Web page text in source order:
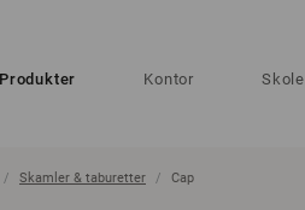
Produkter Kontor Skole
Skamler & taburetter Cap